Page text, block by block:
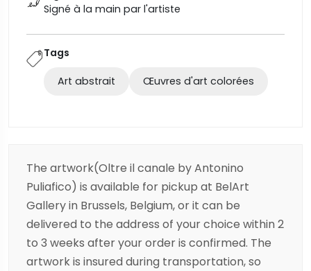
Signé à la main par l'artiste
Tags
Art abstrait Œuvres d'art colorées
The artwork(Oltre il canale by Antonino
Puliafico) is available for pickup at BelArt
Gallery in Brussels, Belgium, or it can be
delivered to the address of your choice within 2
to 3 weeks after your order is confirmed. The
artwork is insured during transportation, so